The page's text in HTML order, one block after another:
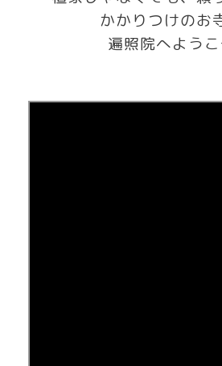
かかりつけのお
遍照院へようこ